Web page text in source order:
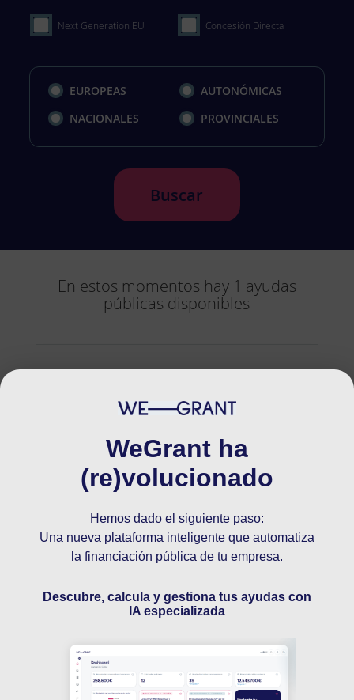
WeGrant ha
(re)volucionado
Hemos dado el siguiente paso:
Una nueva plataforma inteligente que automatiza
la financiación pública de tu empresa.
Descubre, calcula y gestiona tus ayudas con
IA especializada
Next Generation EU Concesión Directa
EUROPEAS
NACIONALES
AUTONÓMICAS
PROVINCIALES
Buscar
En estos momentos hay 1 ayudas
públicas disponibles
Industrial - FAIIP
GRAN EMPRESA
PRÉSTAMOS PÚBLICOS NACIONAL
El Ministerio de Industria, Comercio y Turismo ha
convocado el programa FAIIP, con el que pretende
impulsar inversiones en sistemas productivos, o
modernizar los ya existentes. Este programa